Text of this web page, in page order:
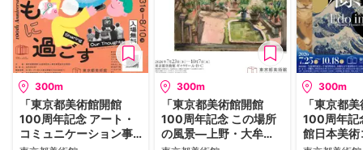
300m
「東京都美術館開館
100周年記念 アート・
コミュニケーション事
300m
「東京都美術館開館
100周年記念 この場所
の風景―上野・大牟
300m
「東京都
100周年記
館日本美